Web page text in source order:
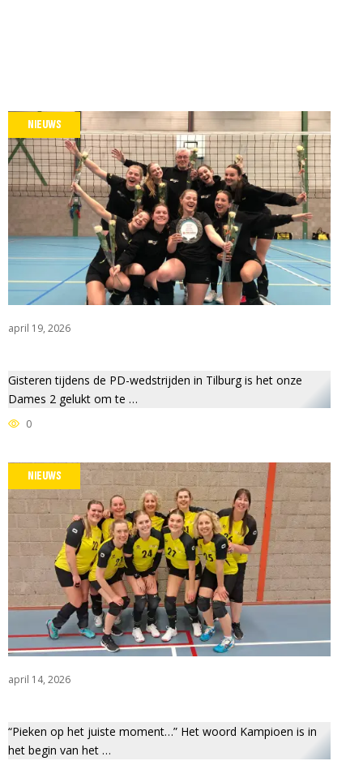
NIEUWS
april 19, 2026
Gisteren tijdens de PD-wedstrijden in Tilburg is het onze
Dames 2 gelukt om te …
0
NIEUWS
april 14, 2026
“Pieken op het juiste moment…” Het woord Kampioen is in
het begin van het …